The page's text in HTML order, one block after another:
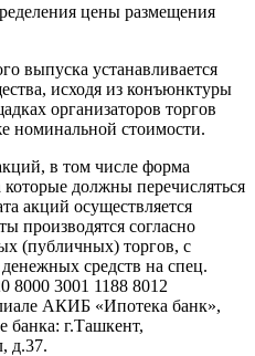
цены размещения
выпуска устанавливается
исходя из конъюнктуры
организаторов торгов
номинальной стоимости.
в том числе форма
которые должны перечисляться
акций осуществляется
производятся согласно
(публичных) торгов, с
средств на спец.
8000 3001 1188 8012
АКИБ «Ипотека банк»,
г.Ташкент,
д.37.